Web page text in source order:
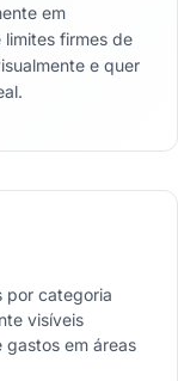
em
firmes de
e quer
por categoria
visíveis
gastos em áreas